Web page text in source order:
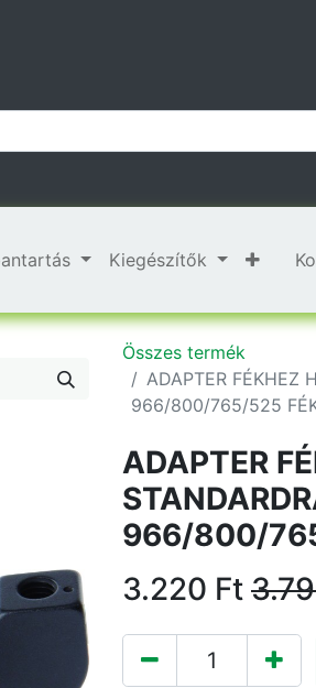
Kiegészítők
Összes termék
ADAPTER FÉKHEZ
966/800/765/525
ADAPTER
966/800/
3.220 Ft